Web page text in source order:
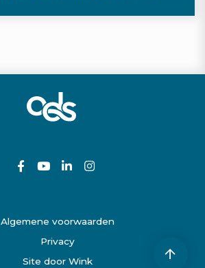
Algemene voorwaarden
Privacy
Site door Wink